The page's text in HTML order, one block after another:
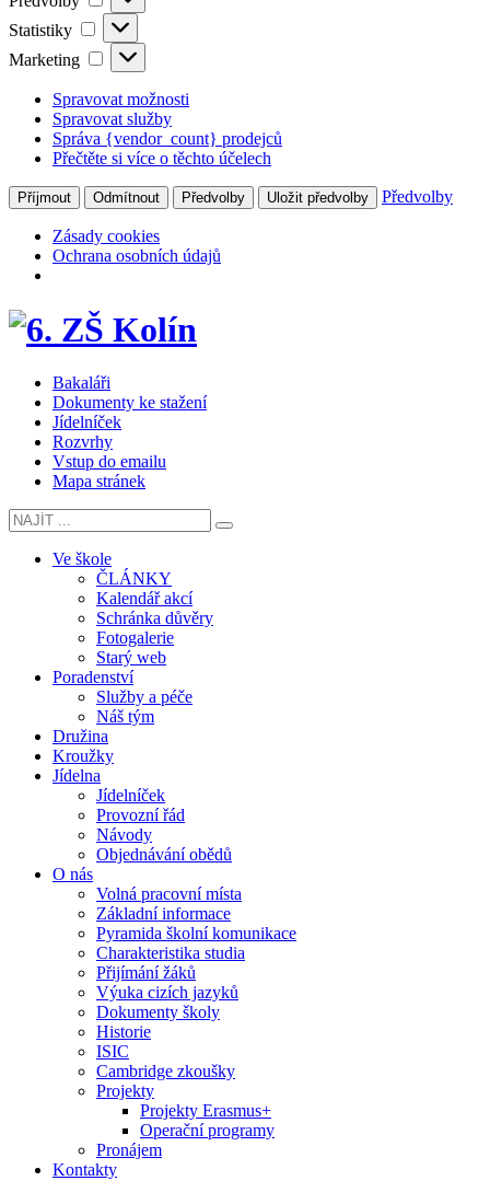
Statistiky Statistiky
Marketing Marketing
Spravovat možnosti
Spravovat služby
Správa {vendor_count} prodejců
Přečtěte si více o těchto účelech
Příjmout Odmítnout Předvolby Uložit předvolby Předvolby
Zásady cookies
Ochrana osobních údajů
Bakaláři
Dokumenty ke stažení
Jídelníček
Rozvrhy
Vstup do emailu
Mapa stránek
Ve škole
ČLÁNKY
Kalendář akcí
Schránka důvěry
Fotogalerie
Starý web
Poradenství
Služby a péče
Náš tým
Družina
Kroužky
Jídelna
Jídelníček
Provozní řád
Návody
Objednávání obědů
O nás
Volná pracovní místa
Základní informace
Pyramida školní komunikace
Charakteristika studia
Přijímání žáků
Výuka cizích jazyků
Dokumenty školy
Historie
ISIC
Cambridge zkoušky
Projekty
Projekty Erasmus+
Operační programy
Pronájem
Kontakty